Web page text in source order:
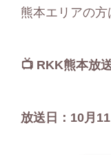
熊本エリアの
📺RKK熊本放
放送日：10月